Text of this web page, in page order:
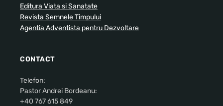
Editura Viata si Sanatate
Revista Semnele Timpului
Agentia Adventista pentru Dezvoltare
CONTACT
Telefon:
Pastor Andrei Bordeanu:
+40 767 615 849